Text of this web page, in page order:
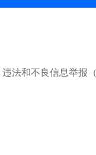
违法和不良信息举报